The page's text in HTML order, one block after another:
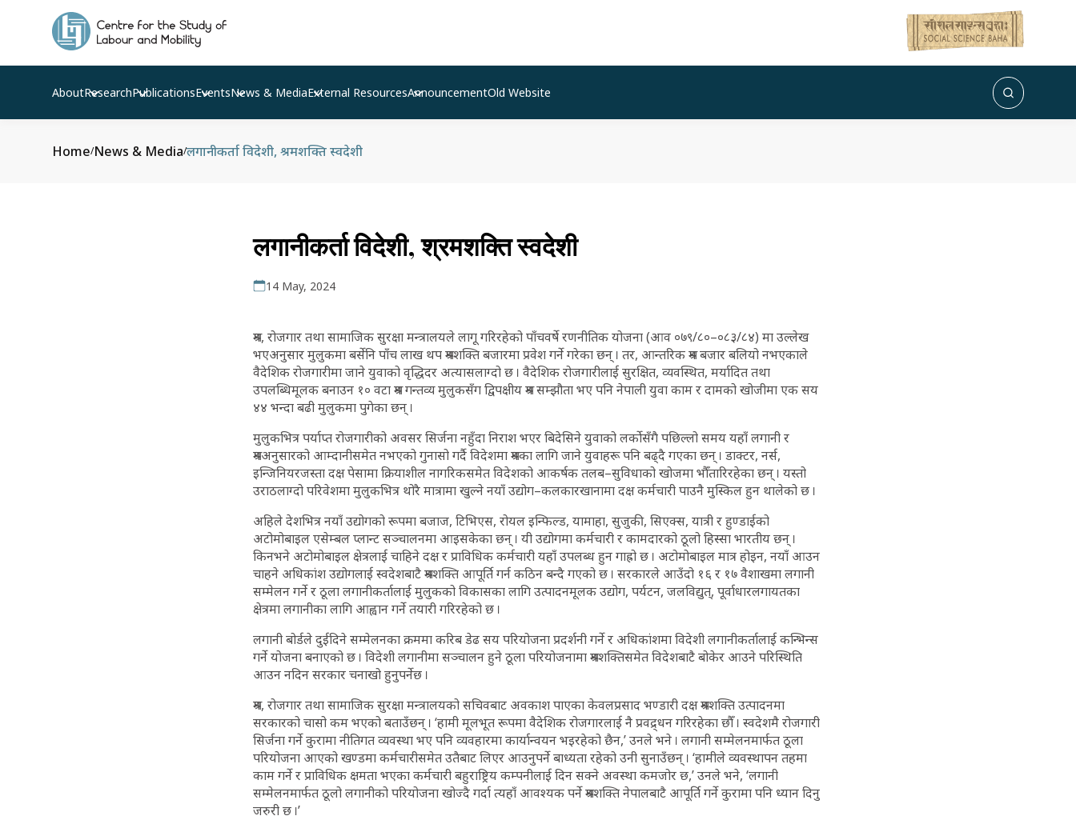
AboutResearchPublicationsEventsNews & MediaExternal ResourcesAnnouncementOld Website
Home/News & Media/लगानीकर्ता विदेशी, श्रमशक्ति स्वदेशी
लगानीकर्ता विदेशी, श्रमशक्ति स्वदेशी
14 May, 2024
श्रम, रोजगार तथा सामाजिक सुरक्षा मन्त्रालयले लागू गरिरहेको पाँचवर्षे रणनीतिक योजना (आव ०७९/८०–०८३/८४) मा उल्लेख
भएअनुसार मुलुकमा बर्सेनि पाँच लाख थप श्रमशक्ति बजारमा प्रवेश गर्ने गरेका छन् । तर, आन्तरिक श्रम बजार बलियो नभएकाले
वैदेशिक रोजगारीमा जाने युवाको वृद्धिदर अत्यासलाग्दो छ । वैदेशिक रोजगारीलाई सुरक्षित, व्यवस्थित, मर्यादित तथा
उपलब्धिमूलक बनाउन १० वटा श्रम गन्तव्य मुलुकसँग द्विपक्षीय श्रम सम्झौता भए पनि नेपाली युवा काम र दामको खोजीमा एक सय
४४ भन्दा बढी मुलुकमा पुगेका छन् ।
मुलुकभित्र पर्याप्त रोजगारीको अवसर सिर्जना नहुँदा निराश भएर बिदेसिने युवाको लर्कोसँगै पछिल्लो समय यहाँ लगानी र
श्रमअनुसारको आम्दानीसमेत नभएको गुनासो गर्दै विदेशमा श्रमका लागि जाने युवाहरू पनि बढ्दै गएका छन् । डाक्टर, नर्स,
इन्जिनियरजस्ता दक्ष पेसामा क्रियाशील नागरिकसमेत विदेशको आकर्षक तलब–सुविधाको खोजमा भौँतारिरहेका छन् । यस्तो
उराठलाग्दो परिवेशमा मुलुकभित्र थोरै मात्रामा खुल्ने नयाँ उद्योग–कलकारखानामा दक्ष कर्मचारी पाउनै मुस्किल हुन थालेको छ ।
अहिले देशभित्र नयाँ उद्योगको रूपमा बजाज, टिभिएस, रोयल इन्फिल्ड, यामाहा, सुजुकी, सिएक्स, यात्री र हुण्डाईको
अटोमोबाइल एसेम्बल प्लान्ट सञ्चालनमा आइसकेका छन् । यी उद्योगमा कर्मचारी र कामदारको ठूलो हिस्सा भारतीय छन् ।
किनभने अटोमोबाइल क्षेत्रलाई चाहिने दक्ष र प्राविधिक कर्मचारी यहाँ उपलब्ध हुन गाह्रो छ । अटोमोबाइल मात्र होइन, नयाँ आउन
चाहने अधिकांश उद्योगलाई स्वदेशबाटै श्रमशक्ति आपूर्ति गर्न कठिन बन्दै गएको छ । सरकारले आउँदो १६ र १७ वैशाखमा लगानी
सम्मेलन गर्ने र ठूला लगानीकर्तालाई मुलुकको विकासका लागि उत्पादनमूलक उद्योग, पर्यटन, जलविद्युत्, पूर्वाधारलगायतका
क्षेत्रमा लगानीका लागि आह्वान गर्ने तयारी गरिरहेको छ ।
लगानी बोर्डले दुईदिने सम्मेलनका क्रममा करिब डेढ सय परियोजना प्रदर्शनी गर्ने र अधिकांशमा विदेशी लगानीकर्तालाई कन्भिन्स
गर्ने योजना बनाएको छ । विदेशी लगानीमा सञ्चालन हुने ठूला परियोजनामा श्रमशक्तिसमेत विदेशबाटै बोकेर आउने परिस्थिति
आउन नदिन सरकार चनाखो हुनुपर्नेछ ।
श्रम, रोजगार तथा सामाजिक सुरक्षा मन्त्रालयको सचिवबाट अवकाश पाएका केवलप्रसाद भण्डारी दक्ष श्रमशक्ति उत्पादनमा
सरकारको चासो कम भएको बताउँछन् । ‘हामी मूलभूत रूपमा वैदेशिक रोजगारलाई नै प्रवद्र्धन गरिरहेका छौँ । स्वदेशमै रोजगारी
सिर्जना गर्ने कुरामा नीतिगत व्यवस्था भए पनि व्यवहारमा कार्यान्वयन भइरहेको छैन,’ उनले भने । लगानी सम्मेलनमार्फत ठूला
परियोजना आएको खण्डमा कर्मचारीसमेत उतैबाट लिएर आउनुपर्ने बाध्यता रहेको उनी सुनाउँछन् । ‘हामीले व्यवस्थापन तहमा
काम गर्ने र प्राविधिक क्षमता भएका कर्मचारी बहुराष्ट्रिय कम्पनीलाई दिन सक्ने अवस्था कमजोर छ,’ उनले भने, ‘लगानी
सम्मेलनमार्फत ठूलो लगानीको परियोजना खोज्दै गर्दा त्यहाँ आवश्यक पर्ने श्रमशक्ति नेपालबाटै आपूर्ति गर्ने कुरामा पनि ध्यान दिनु
जरुरी छ ।’